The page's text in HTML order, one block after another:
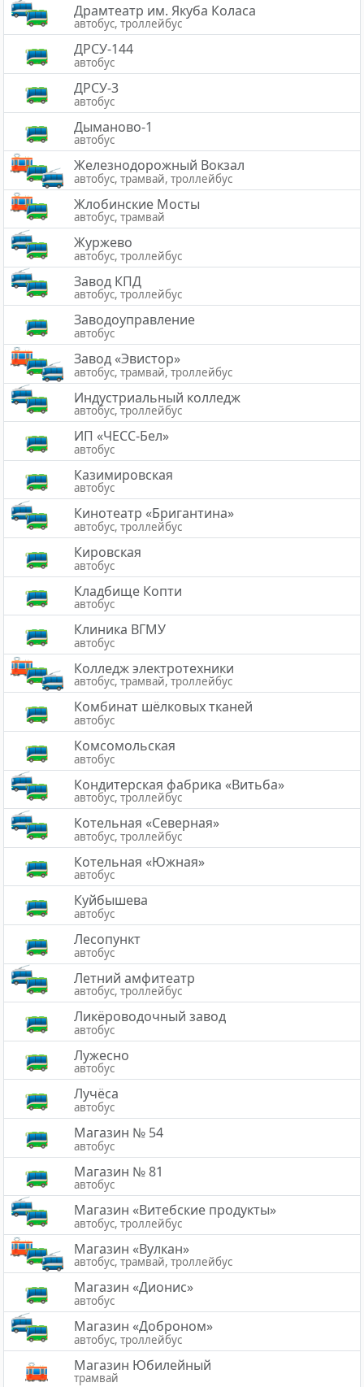
Драмтеатр им. Якуба Коласа
автобус, троллейбус
ДРСУ-144
автобус
ДРСУ-3
автобус
Дыманово-1
автобус
Железнодорожный Вокзал
автобус, трамвай, троллейбус
Жлобинские Мосты
автобус, трамвай
Журжево
автобус, троллейбус
Завод КПД
автобус, троллейбус
Заводоуправление
автобус
Завод «Эвистор»
автобус, трамвай, троллейбус
Индустриальный колледж
автобус, троллейбус
ИП «ЧЕСС-Бел»
автобус
Казимировская
автобус
Кинотеатр «Бригантина»
автобус, троллейбус
Кировская
автобус
Кладбище Копти
автобус
Клиника ВГМУ
автобус
Колледж электротехники
автобус, трамвай, троллейбус
Комбинат шёлковых тканей
автобус
Комсомольская
автобус
Кондитерская фабрика «Витьба»
автобус, троллейбус
Котельная «Северная»
автобус, троллейбус
Котельная «Южная»
автобус
Куйбышева
автобус
Лесопункт
автобус
Летний амфитеатр
автобус, троллейбус
Ликёроводочный завод
автобус
Лужесно
автобус
Лучёса
автобус
Магазин № 54
автобус
Магазин № 81
автобус
Магазин «Витебские продукты»
автобус, троллейбус
Магазин «Вулкан»
автобус, трамвай, троллейбус
Магазин «Дионис»
автобус
Магазин «Доброном»
автобус, троллейбус
Магазин Юбилейный
трамвай